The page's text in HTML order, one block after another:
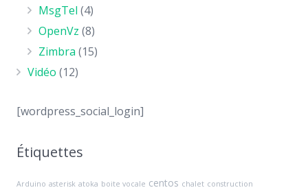
MsgTel (4)
OpenVz (8)
Zimbra (15)
Vidéo (12)
[wordpress_social_login]
Étiquettes
Arduino asterisk atoka boite vocale centos chalet construction